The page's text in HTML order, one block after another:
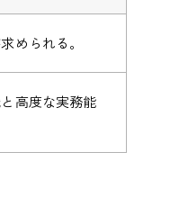
められる。
高度な実務能